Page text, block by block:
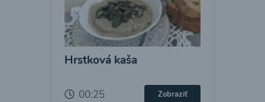
Hrstková kaša
00:25 Zobraziť